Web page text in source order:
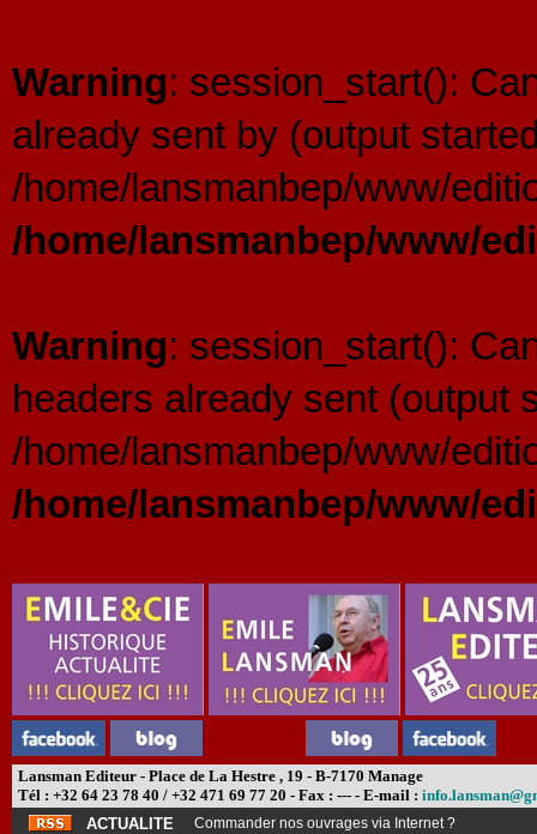
Warning: session_start():
already sent by (output
/home/lansmanbep/www/
/home/lansmanbep/www/
Warning: session_start():
headers already sent (output
/home/lansmanbep/www/
/home/lansmanbep/www/
Lansman Editeur - Place de La Hestre , 19 - B-7170 Manage
Tél : +32 64 23 78 40 / +32 471 69 77 20 - Fax : --- - E-mail :
ACTUALITE
Abonnement théâtre ?